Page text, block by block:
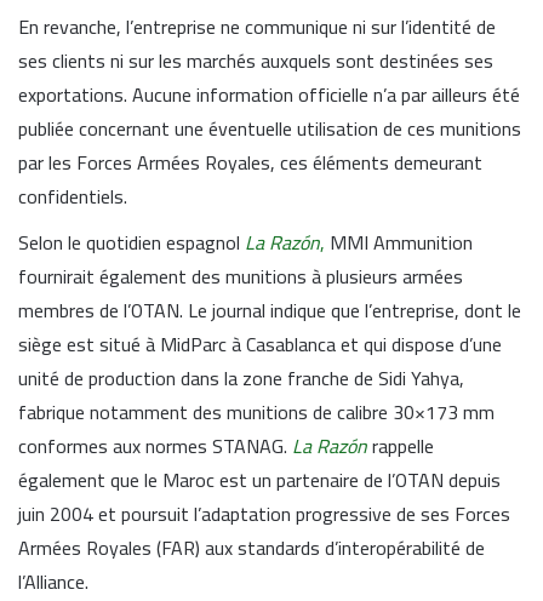
En revanche, l’entreprise ne communique ni sur l’identité de
ses clients ni sur les marchés auxquels sont destinées ses
exportations. Aucune information officielle n’a par ailleurs été
publiée concernant une éventuelle utilisation de ces munitions
par les Forces Armées Royales, ces éléments demeurant
confidentiels.
Selon le quotidien espagnol La Razón, MMI Ammunition
fournirait également des munitions à plusieurs armées
membres de l’OTAN. Le journal indique que l’entreprise, dont le
siège est situé à MidParc à Casablanca et qui dispose d’une
unité de production dans la zone franche de Sidi Yahya,
fabrique notamment des munitions de calibre 30×173 mm
conformes aux normes STANAG. La Razónrappelle
également que le Maroc est un partenaire de l’OTAN depuis
juin 2004 et poursuit l’adaptation progressive de ses Forces
Armées Royales (FAR) aux standards d’interopérabilité de
l’Alliance.